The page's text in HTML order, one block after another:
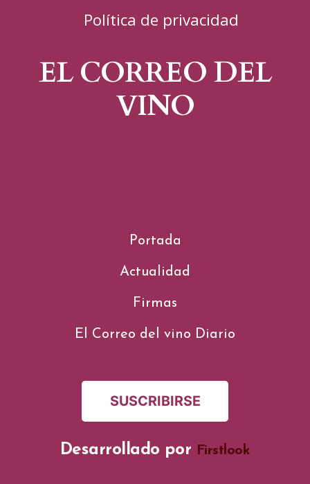
Política de privacidad
EL CORREO DEL
VINO
Portada
Actualidad
Firmas
El Correo del vino Diario
SUSCRIBIRSE
Desarrollado por Firstlook